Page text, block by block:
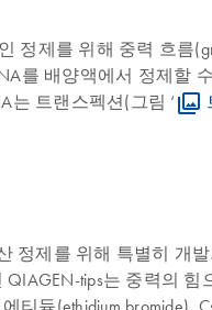
정제를 위해 중력 흐름
를 배양액에서 정제
는 트랜스펙션(그림 ‘
정제를 위해 특별히 개
tips는 중력의